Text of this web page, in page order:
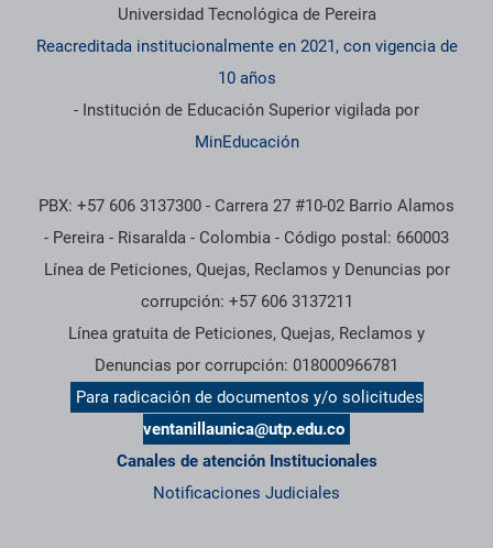
Universidad Tecnológica de Pereira
Reacreditada institucionalmente en 2021, con vigencia de
10 años
- Institución de Educación Superior vigilada por
MinEducación
PBX: +57 606 3137300 - Carrera 27 #10-02 Barrio Alamos
- Pereira - Risaralda - Colombia - Código postal: 660003
Línea de Peticiones, Quejas, Reclamos y Denuncias por
corrupción: +57 606 3137211
Línea gratuita de Peticiones, Quejas, Reclamos y
Denuncias por corrupción: 018000966781
Para radicación de documentos y/o solicitudes
ventanillaunica@utp.edu.co
Canales de atención Institucionales
Notificaciones Judiciales